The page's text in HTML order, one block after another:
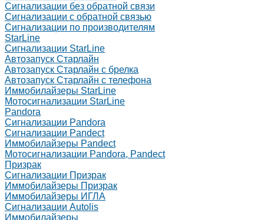
Сигнализации без обратной связи
Сигнализации с обратной связью
Сигнализации по производителям
StarLine
Сигнализации StarLine
Автозапуск Старлайн
Автозапуск Старлайн с брелка
Автозапуск Старлайн с телефона
Иммобилайзеры StarLine
Мотосигнализации StarLine
Pandora
Сигнализации Pandora
Сигнализации Pandect
Иммобилайзеры Pandect
Мотосигнализации Pandora, Pandect
Призрак
Сигнализации Призрак
Иммобилайзеры Призрак
Иммобилайзеры ИГЛА
Сигнализации Autolis
Иммобилайзеры